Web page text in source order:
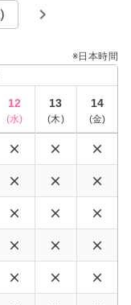
※日本時間
12
(水)
13
(木)
14
(金)